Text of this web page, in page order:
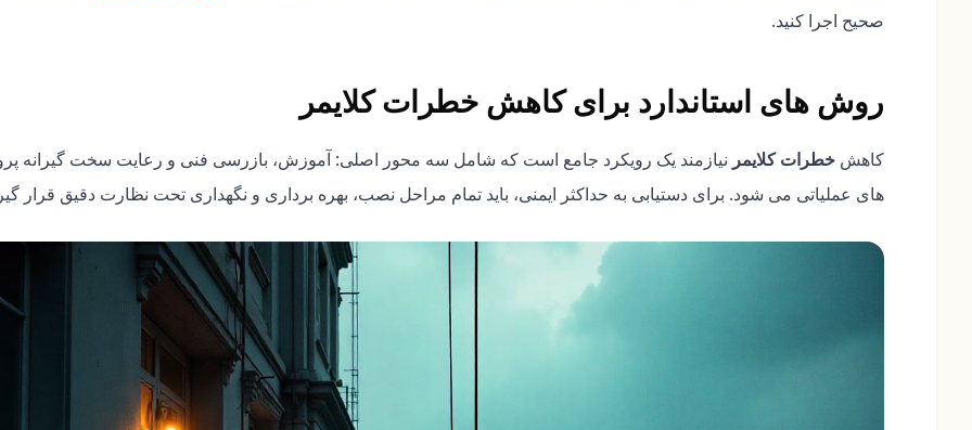
صحیح اجرا کنید.
روش های استاندارد برای کاهش خطرات کلایمر
کاهش خطرات کلایمر نیازمند یک رویکرد جامع است که شامل سه محور اصلی: آموزش، بازرسی فنی و رعایت سخت گیرانه
های عملیاتی می شود. برای دستیابی به حداکثر ایمنی، باید تمام مراحل نصب، بهره برداری و نگهداری تحت نظارت دقیق قرار